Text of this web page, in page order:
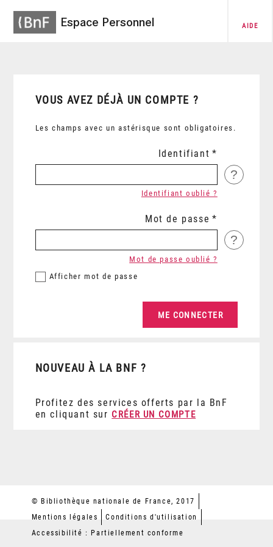
Espace Personnel AIDE
VOUS AVEZ DÉJÀ UN COMPTE ?
Les champs avec un astérisque sont obligatoires.
Identifiant
?
Identifiant oublié ?
Mot de passe
?
Afficher mot de passe
Mot de passe oublié ?
NOUVEAU À LA BNF ?
Profitez des services offerts par la BnF
en cliquant sur CRÉER UN COMPTE
© Bibliothèque nationale de France, 2017
Mentions légales
Conditions d'utilisation
Accessibilité : Partiellement conforme